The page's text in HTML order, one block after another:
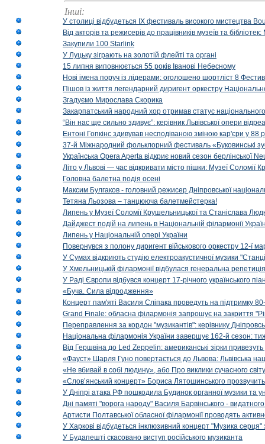
Інші:
У столиці відбудеться IX фестиваль високого мистецтва
Від акторів та режисерів до працівників музеїв та
Закупили 100 Starlink
У Луцьку зіграють на золотій флейті та органі
15 липня виповнюється 55 років Іванові Небесному
Нові імена поруч із лідерами: оголошено шортліст 8
Пішов із життя легендарний диригент оркестру
Згадуємо Мирослава Скорика
Закарпатський народний хор отримав статус національного
“Він нас ще сильно здивує”: керівник Львівської опери
Ентоні Гопкінс здивував несподіваною зміною кар'єри у 88
37-й Міжнародний фольклорний фестиваль «Буковинські
Українська Opera Aperta відкриє новий сезон берлінської
Літо у Львові — час відкривати місто пішки: Музеї Соломії
Головна балетна подія осені
Максим Булгаков - головний режисер Дніпровської
Тетяна Льозова – танцююча балетмейстерка!
Липень у Музеї Соломії Крушельницької та Станіслава
Дайджест подій на липень в Національній філармонії
Липень у Національній опері України
Повернувся з полону диригент військового оркестру 12-ї
У Сумах відкриють студію електроакустичної музики
У Хмельницькій філармонії відбулася генеральна
У Раді Європи відбувся концерт 17-річного українського
«Буча. Сила відродження»
Концерт пам'яті Василя Сліпака проведуть на підтримку
Grand Finale: обласна філармонія запрошує на закриття
Переправлення за кордон "музикантів": керівнику
Національна філармонія України завершує 162-й сезон:
Від Гершвіна до Led Zeppelin: американські зірки
«Фауст» Шарля Гуно повертається до Львова: Львівська
«Не вбивай в собі людину», або Про виклики сучасного світу
«Слов’янський концерт» Бориса Лятошинського
У Дніпрі атака РФ пошкодила Будинок органної музики та
Дні памяті "ворога народу" Василя Барвінського -
Артисти Полтавської обласної філармонії проводять
У Харкові відбудеться інклюзивний концерт "Музика
У Будапешті скасовано виступ російського музиканта